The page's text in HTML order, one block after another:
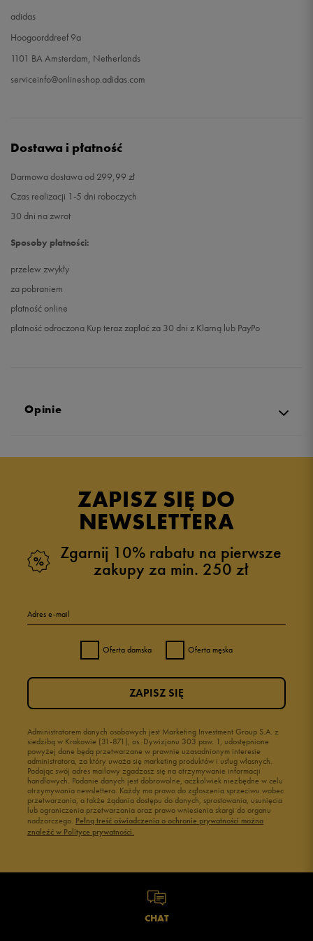
adidas
Hoogoorddreef 9a
1101 BA Amsterdam, Netherlands
serviceinfo@onlineshop.adidas.com
Dostawa i płatność
Darmowa dostawa od 299,99 zł
Czas realizacji 1-5 dni roboczych
30 dni na zwrot
Sposoby płatności:
przelew zwykły
za pobraniem
płatność online
płatność odroczona Kup teraz zapłać za 30 dni z Klarną lub PayPo
Opinie
ZAPISZ SIĘ DO
NEWSLETTERA
Zgarnij 10% rabatu na pierwsze
zakupy za min. 250 zł
Adres e-mail
Oferta damska Oferta męska
Administratorem danych osobowych jest Marketing Investment Group S.A. z
siedzibą w Krakowie (31-871), os. Dywizjonu 303 paw. 1, udostępnione
powyżej dane będą przetwarzane w prawnie uzasadnionym interesie
administratora, za który uważa się marketing produktów i usług własnych.
Podając swój adres mailowy zgadzasz się na otrzymywanie informacji
handlowych. Podanie danych jest dobrowolne, aczkolwiek niezbędne w celu
otrzymywania newslettera. Każdy ma prawo do zgłoszenia sprzeciwu wobec
przetwarzania, a także żądania dostępu do danych, sprostowania, usunięcia
lub ograniczenia przetwarzania oraz prawo wniesienia skargi do organu
nadzorczego. Pełną treść oświadczenia o ochronie prywatności można
znaleźć w Polityce prywatności.
ZAPISZ SIĘ
CHAT